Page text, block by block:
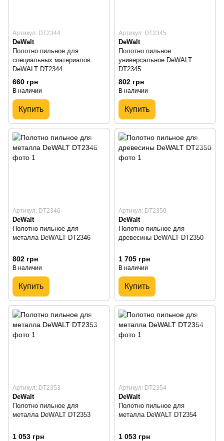
Артикул: DT2344
DeWalt
Полотно пильное для
специальных материалов
DeWALT DT2344
660 грн
В наличии
Купить
Артикул: DT2345
DeWalt
Полотно пильное
универсальное DeWALT
DT2345
802 грн
В наличии
Купить
Артикул: DT2346
DeWalt
Полотно пильное для
металла DeWALT DT2346
802 грн
В наличии
Купить
Артикул: DT2350
DeWalt
Полотно пильное для
древесины DeWALT DT2350
1 705 грн
В наличии
Купить
Артикул: DT2353
DeWalt
Полотно пильное для
металла DeWALT DT2353
1 053 грн
Артикул: DT2354
DeWalt
Полотно пильное для
металла DeWALT DT2354
1 053 грн